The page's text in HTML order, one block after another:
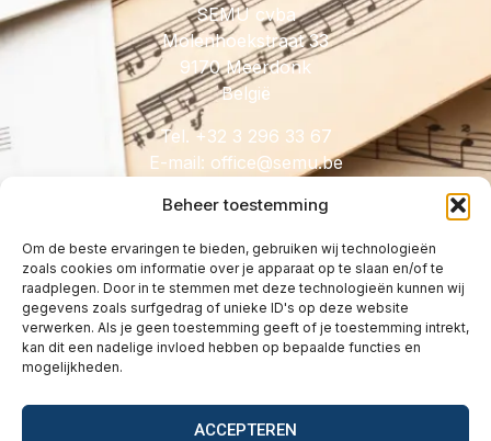
Beheer toestemming
Om de beste ervaringen te bieden, gebruiken wij technologieën
zoals cookies om informatie over je apparaat op te slaan en/of te
raadplegen. Door in te stemmen met deze technologieën kunnen wij
gegevens zoals surfgedrag of unieke ID's op deze website
verwerken. Als je geen toestemming geeft of je toestemming intrekt,
kan dit een nadelige invloed hebben op bepaalde functies en
mogelijkheden.
ACCEPTEREN
SEMU cvba
Molenhoekstraat 33
9170 Meerdonk
België
Tel. +32 3 296 33 67
E-mail:
eb.umes
@eciffo
HANDIG
Licenties
Tarieven
Wetgeving